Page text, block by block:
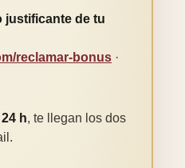
justificante de tu
reclamar-bonus ·
h, te llegan los dos